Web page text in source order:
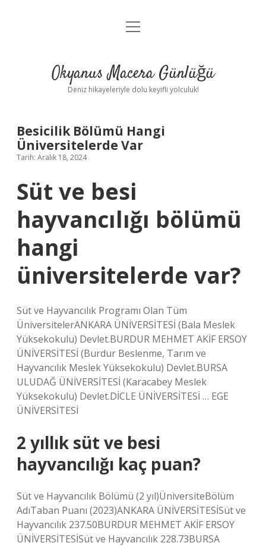
Anasayfa
Yasal Uyarı
menüyü
Okyanus Macera Günlüğü
Deniz hikayeleriyle dolu keyifli yolculuk!
Besicilik Bölümü Hangi
Üniversitelerde Var
Tarih: Aralık 18, 2024
Süt ve besi
hayvancılığı bölümü
hangi
üniversitelerde var?
Süt ve Hayvancılık Programı Olan Tüm
ÜniversitelerANKARA ÜNİVERSİTESİ (Bala Meslek
Yüksekokulu) Devlet.BURDUR MEHMET AKİF ERSOY
ÜNİVERSİTESİ (Burdur Beslenme, Tarım ve
Hayvancılık Meslek Yüksekokulu) Devlet.BURSA
ULUDAĞ ÜNİVERSİTESİ (Karacabey Meslek
Yüksekokulu) Devlet.DİCLE ÜNİVERSİTESİ … EGE
ÜNİVERSİTESİ
2 yıllık süt ve besi
hayvancılığı kaç puan?
Süt ve Hayvancılık Bölümü (2 yıl)ÜniversiteBölüm
AdıTaban Puanı (2023)ANKARA ÜNİVERSİTESİSüt ve
Hayvancılık 237.50BURDUR MEHMET AKİF ERSOY
ÜNİVERSİTESİSüt ve Hayvancılık 228.73BURSA